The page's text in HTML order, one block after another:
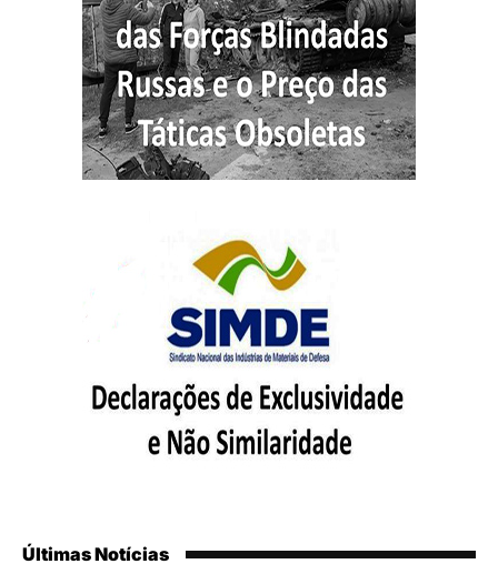
Últimas Notícias